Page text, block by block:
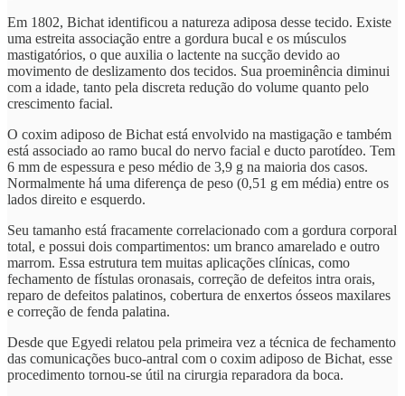
Em 1802, Bichat identificou a natureza adiposa desse tecido. Existe
uma estreita associação entre a gordura bucal e os músculos
mastigatórios, o que auxilia o lactente na sucção devido ao
movimento de deslizamento dos tecidos. Sua proeminência diminui
com a idade, tanto pela discreta redução do volume quanto pelo
crescimento facial.
O coxim adiposo de Bichat está envolvido na mastigação e também
está associado ao ramo bucal do nervo facial e ducto parotídeo. Tem
6 mm de espessura e peso médio de 3,9 g na maioria dos casos.
Normalmente há uma diferença de peso (0,51 g em média) entre os
lados direito e esquerdo.
Seu tamanho está fracamente correlacionado com a gordura corporal
total, e possui dois compartimentos: um branco amarelado e outro
marrom. Essa estrutura tem muitas aplicações clínicas, como
fechamento de fístulas oronasais, correção de defeitos intra orais,
reparo de defeitos palatinos, cobertura de enxertos ósseos maxilares
e correção de fenda palatina.
Desde que Egyedi relatou pela primeira vez a técnica de fechamento
das comunicações buco-antral com o coxim adiposo de Bichat, esse
procedimento tornou-se útil na cirurgia reparadora da boca.